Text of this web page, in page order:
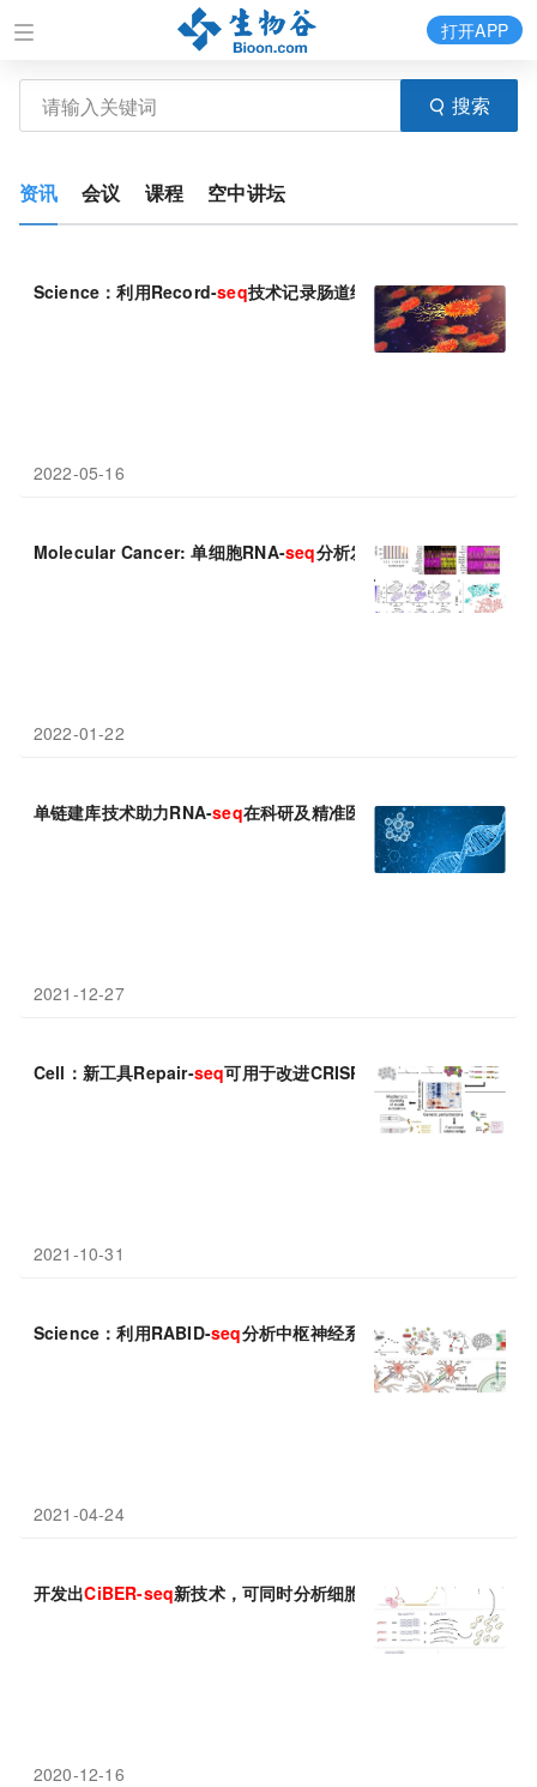
搜索
打开APP
资讯 会议 课程 空中讲坛
Science：利用Record-seq技术记录肠道细菌的基因表达
2022-05-16
Molecular Cancer: 单细胞RNA-seq分析发现一种非编码RNA介
2022-01-22
单链建库技术助力RNA-seq在科研及精准医疗领域应用
2021-12-27
Cell：新工具Repair-seq可用于改进CRISPR基因编辑
2021-10-31
Science：利用RABID-seq分析中枢神经系统炎症中的星形胶质
2021-04-24
开发出CiBER-seq新技术，可同时分析细胞中的多达100个基因
2020-12-16